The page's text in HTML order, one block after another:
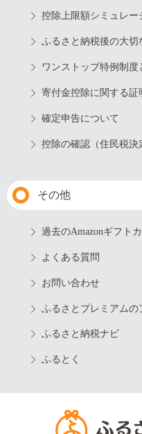
控除上限額シミュレー
ふるさと納税後の大切
ワンストップ特例制度
寄付金控除に関する証
確定申告について
控除の確認（住民税決
その他
過去のAmazonギフト
よくある質問
お問い合わせ
ふるさとプレミアムの
ふるさと納税ナビ
ふるとく